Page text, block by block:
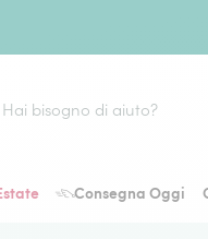
Hai bisogno di aiuto?
Consegna Oggi